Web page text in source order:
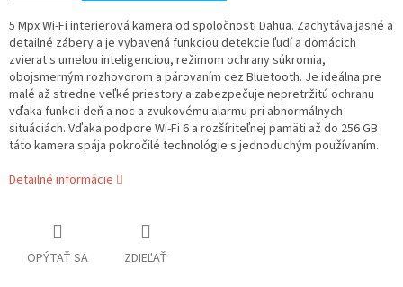
5 Mpx Wi-Fi interierová kamera od spoločnosti Dahua. Zachytáva jasné a
detailné zábery a je vybavená funkciou detekcie ľudí a domácich
zvierat s umelou inteligenciou, režimom ochrany súkromia,
obojsmerným rozhovorom a párovaním cez Bluetooth. Je ideálna pre
malé až stredne veľké priestory a zabezpečuje nepretržitú ochranu
vďaka funkcii deň a noc a zvukovému alarmu pri abnormálnych
situáciách. Vďaka podpore Wi-Fi 6 a rozšíriteľnej pamäti až do 256 GB
táto kamera spája pokročilé technológie s jednoduchým používaním.
Detailné informácie
OPÝTAŤ SA ZDIEĽAŤ